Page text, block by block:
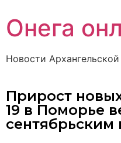
Онега
Новости
Прирост
19 в Поморье
сентябрьским